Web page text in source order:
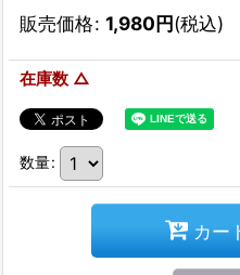
販売価格: 1,980円(税込)
在庫数 △
数量:
カー